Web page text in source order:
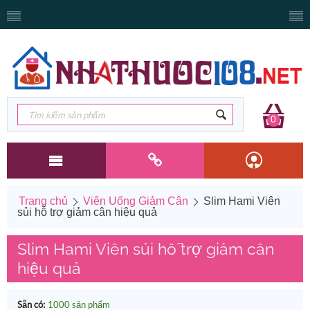
0
Trang chủ Viên Uống Giảm Cân
Slim Hami Viên
sủi hỗ trợ giảm cân hiệu quả
Slim Hami Viên sủi hỗ trợ giảm cân
hiệu quả
Sẵn có: 1000 sản phẩm